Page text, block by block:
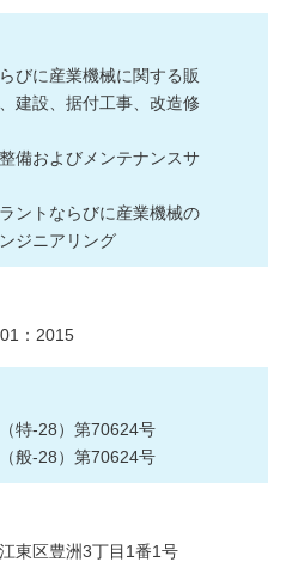
びに産業機械に関する販
建設、据付工事、改造修
備およびメンテナンスサ
ントならびに産業機械の
ジニアリング
：2015
特-28）第70624号
般-28）第70624号
東区豊洲3丁目1番1号